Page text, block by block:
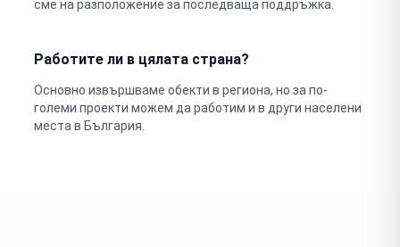
сме на разположение за последваща поддръжка.
Работите ли в цялата страна?
Основно извършваме обекти в региона, но за по-
големи проекти можем да работим и в други населени
места в България.